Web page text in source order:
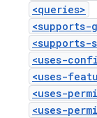
<queries>
<supports-
<uses-
<uses-
<uses-
<uses-